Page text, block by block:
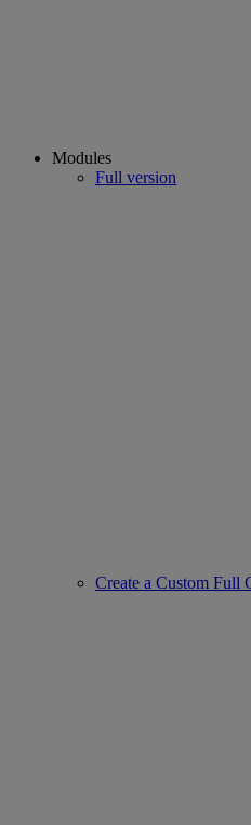
Modules
Full version
Create a Custom Full